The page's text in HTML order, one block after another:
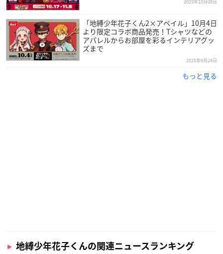
2025年10月08日
「地縛少年花子くん2×アベイル」10月4日
より限定コラボ商品発売！Tシャツなどの
アパレルからお部屋を彩るインテリアグッ
ズまで
2025年9月24日
もっと見る
地縛少年花子くんの関連ニュースランキング